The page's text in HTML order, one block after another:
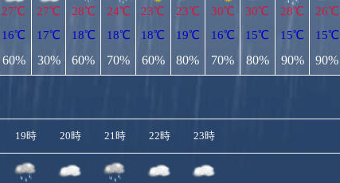
27℃
16℃
60%
27℃
17℃
30%
28℃
18℃
60%
24℃
18℃
70%
23℃
18℃
60%
23℃
19℃
80%
30℃
16℃
70%
30℃
15℃
80%
28℃
15℃
90%
26℃
15℃
90%
19時 20時 21時 22時 23時